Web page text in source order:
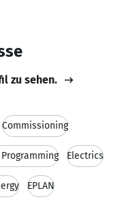
zu sehen.
Commissioning
Programming Electrics
EPLAN